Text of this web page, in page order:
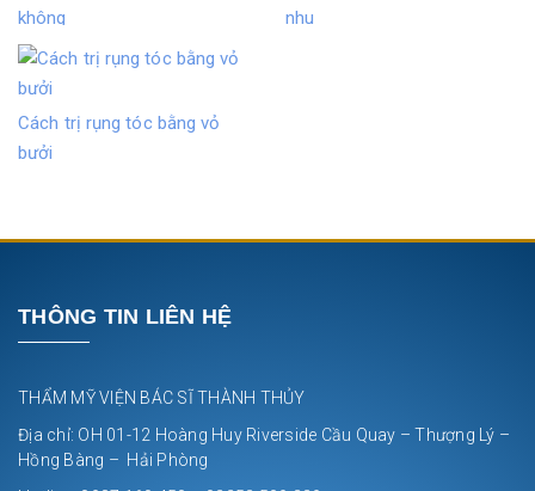
không
nhu
Cách trị rụng tóc bằng vỏ
bưởi
THÔNG TIN LIÊN HỆ
THẨM MỸ VIỆN BÁC SĨ THÀNH THỦY
Địa chỉ: OH 01-12 Hoàng Huy Riverside Cầu Quay – Thượng Lý –
Hồng Bàng – Hải Phòng